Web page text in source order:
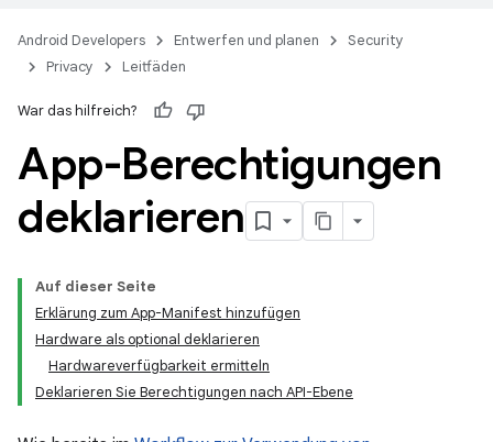
Android Developers Entwerfen und planen
Security
Privacy
Leitfäden
War das hilfreich?
App-Berechtigungen
deklarieren
Auf dieser Seite
Erklärung zum App-Manifest hinzufügen
Hardware als optional deklarieren
Hardwareverfügbarkeit ermitteln
Deklarieren Sie Berechtigungen nach API-Ebene